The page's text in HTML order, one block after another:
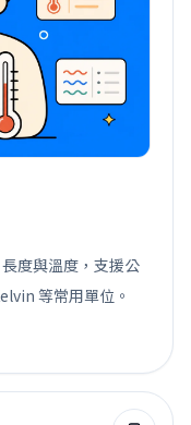
度與溫度，支援公
等常用單位。